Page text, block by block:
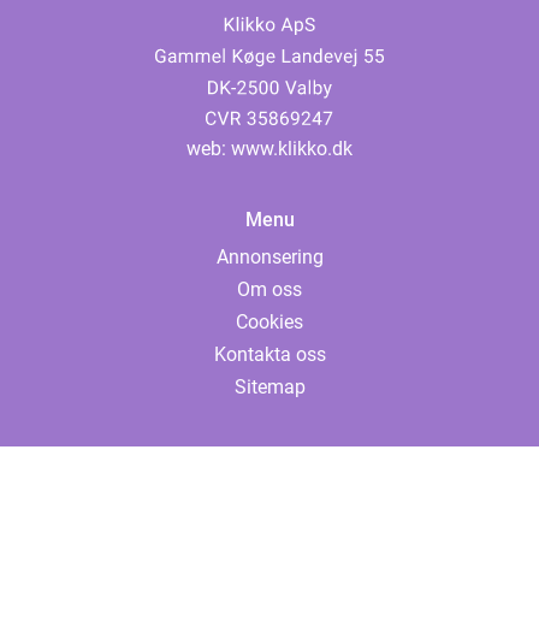
web: www.klikko.dk
Menu
Annonsering
Om oss
Cookies
Kontakta oss
Sitemap